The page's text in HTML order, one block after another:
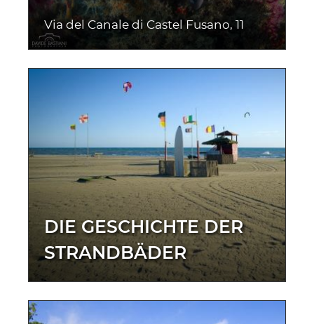
Via del Canale di Castel Fusano, 11
DIE GESCHICHTE DER
STRANDBÄDER